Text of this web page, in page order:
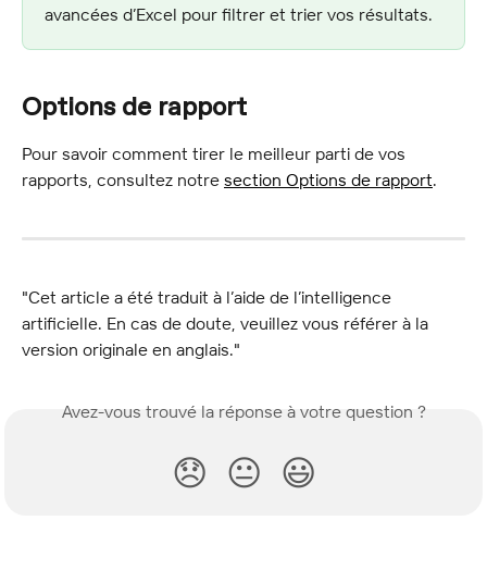
avancées d’Excel pour filtrer et trier vos résultats.
Options de rapport
Pour savoir comment tirer le meilleur parti de vos
rapports, consultez notre section Options de rapport.
"Cet article a été traduit à l’aide de l’intelligence
artificielle. En cas de doute, veuillez vous référer à la
version originale en anglais."
Avez-vous trouvé la réponse à votre question ?
😞 😐 😃